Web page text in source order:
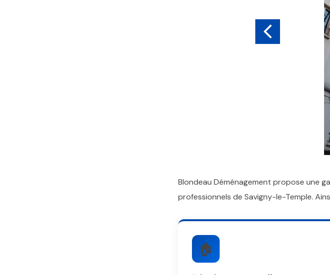
Blondeau Déménagement propose une
professionnels de Savigny-le-Temple.
🏠